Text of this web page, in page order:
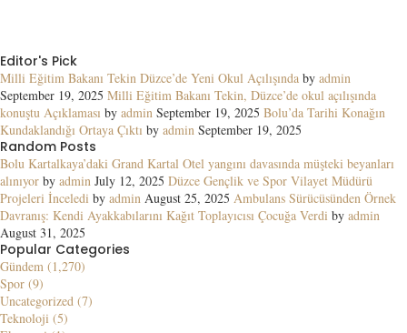
Editor's Pick
Milli Eğitim Bakanı Tekin Düzce’de Yeni Okul Açılışında by admin
September 19, 2025 Milli Eğitim Bakanı Tekin, Düzce’de okul açılışında
konuştu Açıklaması by admin September 19, 2025 Bolu’da Tarihi Konağın
Kundaklandığı Ortaya Çıktı by admin September 19, 2025
Random Posts
Bolu Kartalkaya’daki Grand Kartal Otel yangını davasında müşteki beyanları
alınıyor by admin July 12, 2025 Düzce Gençlik ve Spor Vilayet Müdürü
Projeleri İnceledi by admin August 25, 2025 Ambulans Sürücüsünden Örnek
Davranış: Kendi Ayakkabılarını Kağıt Toplayıcısı Çocuğa Verdi by admin
August 31, 2025
Popular Categories
Gündem (1,270)
Spor (9)
Uncategorized (7)
Teknoloji (5)